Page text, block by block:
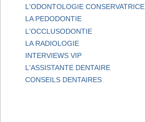
L'ODONTOLOGIE CONSERVATRICE
LA PEDODONTIE
L'OCCLUSODONTIE
LA RADIOLOGIE
INTERVIEWS VIP
L'ASSISTANTE DENTAIRE
CONSEILS DENTAIRES